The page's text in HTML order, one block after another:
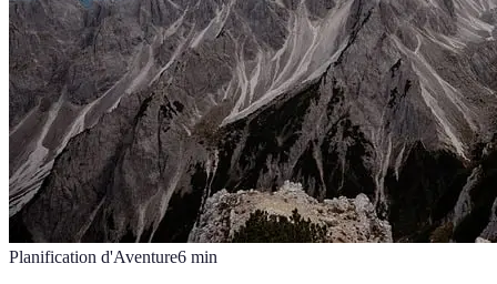
Planification d'Aventure6 min